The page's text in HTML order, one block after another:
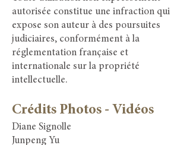
autorisée constitue une infraction qui
expose son auteur à des poursuites
judiciaires, conformément à la
réglementation française et
internationale sur la propriété
intellectuelle.
Crédits Photos - Vidéos
Diane Signolle
Junpeng Yu